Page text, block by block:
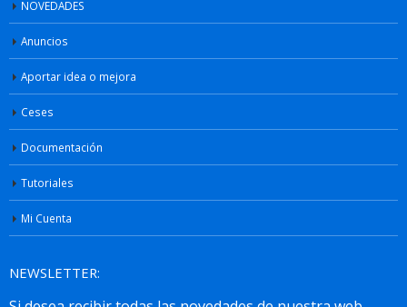
NOVEDADES
Anuncios
Aportar idea o mejora
Ceses
Documentación
Tutoriales
Mi Cuenta
NEWSLETTER: